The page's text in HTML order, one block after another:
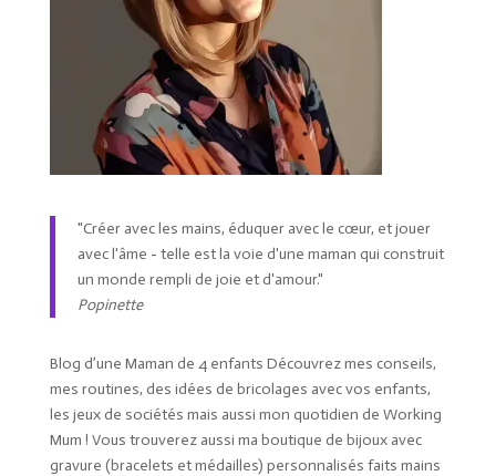
"Créer avec les mains, éduquer avec le cœur, et jouer
avec l'âme - telle est la voie d'une maman qui construit
un monde rempli de joie et d'amour."
Popinette
Blog d’une Maman de 4 enfants Découvrez mes conseils,
mes routines, des idées de bricolages avec vos enfants,
les jeux de sociétés mais aussi mon quotidien de Working
Mum ! Vous trouverez aussi ma boutique de bijoux avec
gravure (bracelets et médailles) personnalisés faits mains